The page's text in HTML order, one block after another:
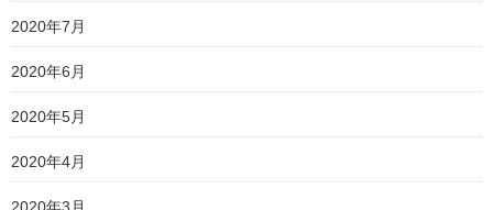
2020年7月
2020年6月
2020年5月
2020年4月
2020年3月